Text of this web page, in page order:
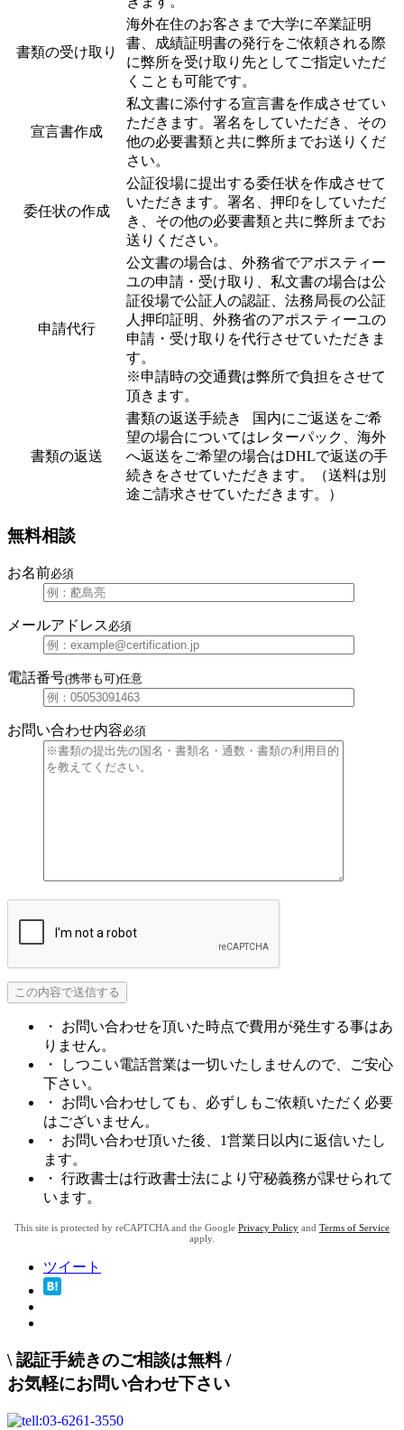
書類の受け取り
海外在住のお客さまで大学に卒業証明
書、成績証明書の発行をご依頼される際
に弊所を受け取り先としてご指定いただ
くことも可能です。
宣言書作成
私文書に添付する宣言書を作成させてい
ただきます。署名をしていただき、その
他の必要書類と共に弊所までお送りくだ
さい。
委任状の作成
公証役場に提出する委任状を作成させて
いただきます。署名、押印をしていただ
き、その他の必要書類と共に弊所までお
送りください。
申請代行
公文書の場合は、外務省でアポスティー
ユの申請・受け取り、私文書の場合は公
証役場で公証人の認証、法務局長の公証
人押印証明、外務省のアポスティーユの
申請・受け取りを代行させていただきま
す。
※申請時の交通費は弊所で負担をさせて
頂きます。
書類の返送
書類の返送手続き 国内にご返送をご希
望の場合についてはレターパック、海外
へ返送をご希望の場合はDHLで返送の手
続きをさせていただきます。（送料は別
途ご請求させていただきます。）
無料相談
お名前必須
メールアドレス 必須
電話番号(携帯も可)任意
お問い合わせ内容必須
・ お問い合わせを頂いた時点で費用が発生する事はあ
りません。
・ しつこい電話営業は一切いたしませんので、ご安心
下さい。
・ お問い合わせしても、必ずしもご依頼いただく必要
はございません。
・ お問い合わせ頂いた後、1営業日以内に返信いたし
ます。
・ 行政書士は行政書士法により守秘義務が課せられて
います。
This site is protected by reCAPTCHA and the Google Privacy Policy and Terms of Service
apply.
ツイート
\ 認証手続きのご相談は無料/
お気軽にお問い合わせ下さい